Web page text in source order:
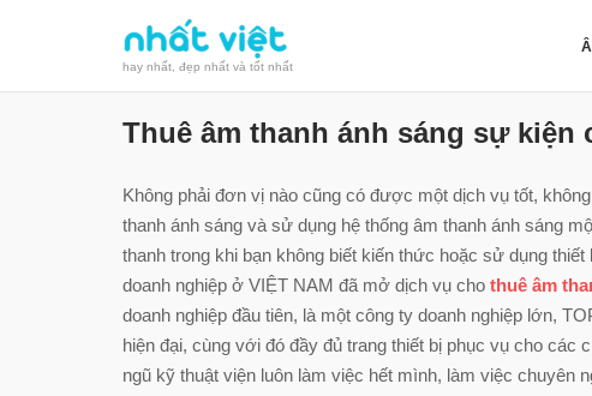
hay nhất, đẹp nhất và tốt nhất
Thuê âm thanh ánh sáng sự kiện
Không phải đơn vị nào cũng có được một dịch vụ tốt,
thanh ánh sáng và sử dụng hệ thống âm thanh ánh sáng
thanh trong khi bạn không biết kiến thức hoặc sử dụng
doanh nghiệp ở VIỆT NAM đã mở dịch vụ cho thuê âm
doanh nghiệp đầu tiên, là một công ty doanh nghiệp lớn,
hiện đại, cùng với đó đầy đủ trang thiết bị phục vụ cho
ngũ kỹ thuật viện luôn làm việc hết mình, làm việc chuyên